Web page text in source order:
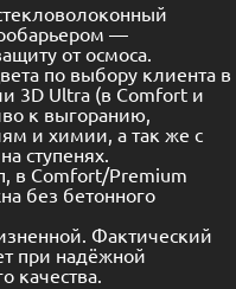
—
от осмоса.
по выбору клиента в
3D Ultra (в Comfort и
к выгоранию,
и химии, а так же с
ступенях.
в Comfort/Premium
без бетонного
Фактический
при надёжной
качества.